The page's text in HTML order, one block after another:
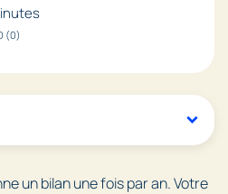
(0)
un bilan une fois par an. Votre